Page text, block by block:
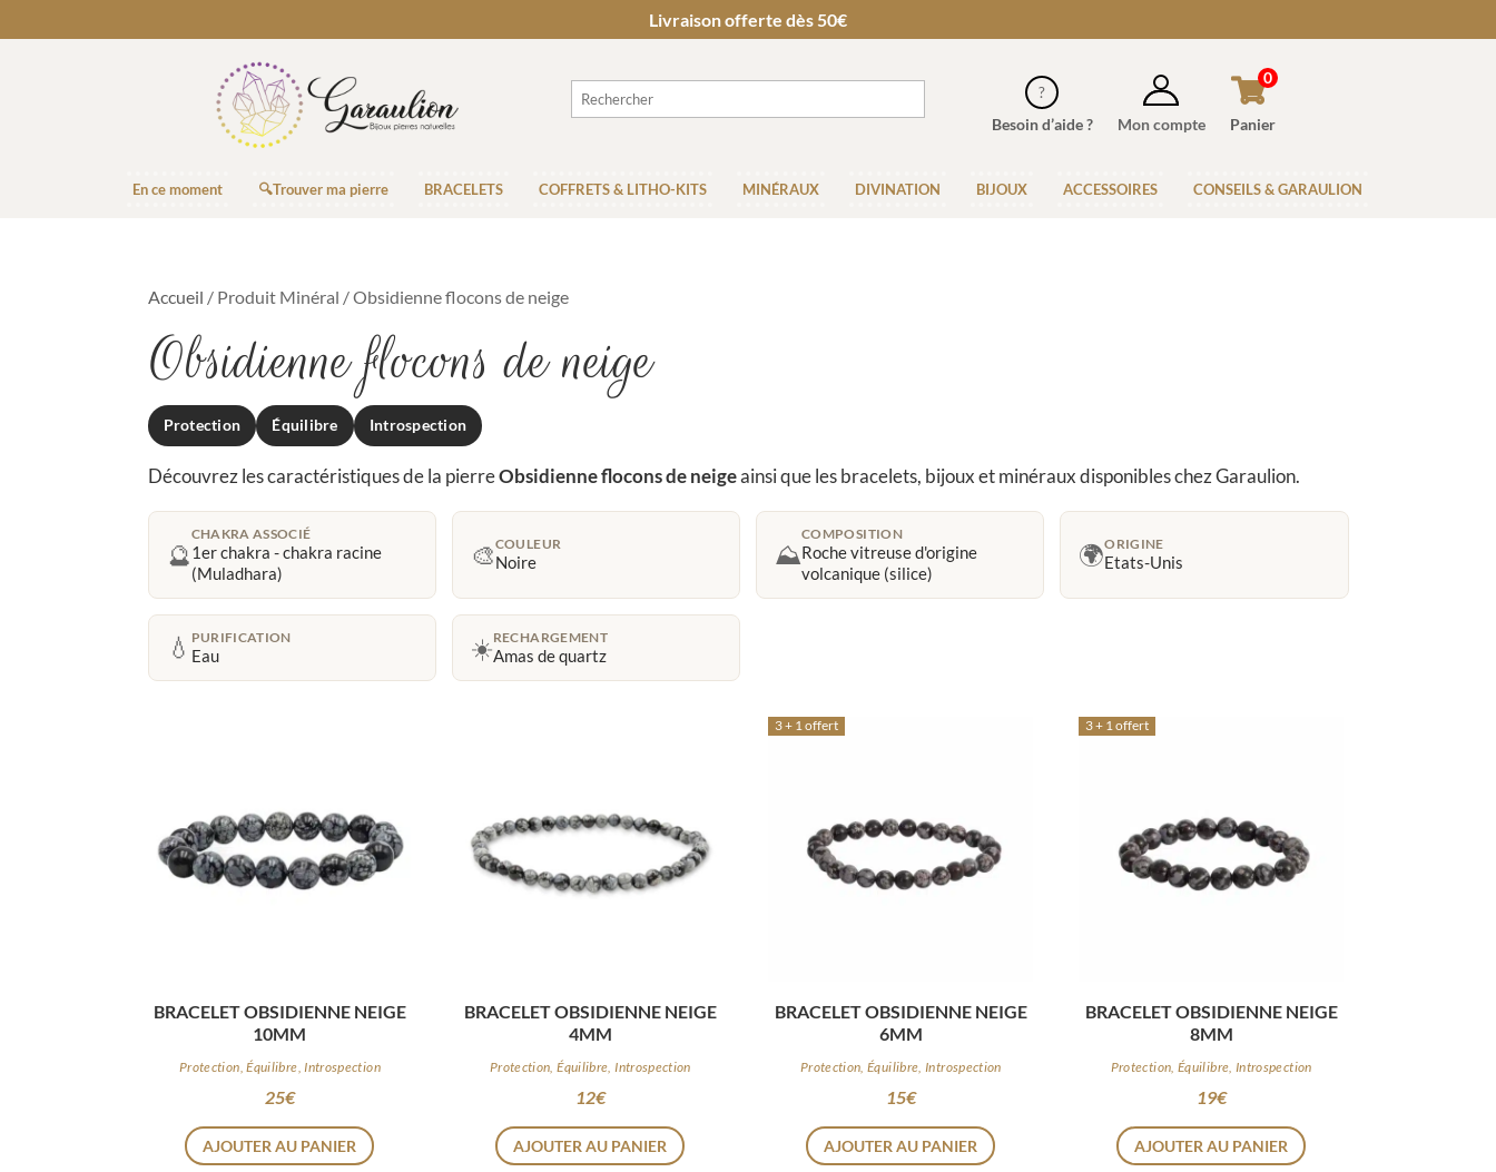
Livraison offerte dès 50€
Besoin d’aide ? Mon compte Panier
0
En ce moment 🔍Trouver ma pierre BRACELETS COFFRETS & LITHO-KITS MINÉRAUX DIVINATION BIJOUX ACCESSOIRES CONSEILS & GARAULION
Accueil / Produit Minéral / Obsidienne flocons de neige
Obsidienne flocons de neige
Protection Équilibre Introspection
Découvrez les caractéristiques de la pierreObsidienne flocons de neigeainsi que les bracelets, bijoux et minéraux disponibles chez Garaulion.
🔮
CHAKRA ASSOCIÉ
1er chakra - chakra racine
(Muladhara)
🎨COULEUR
Noire ⛰️
COMPOSITION
Roche vitreuse d'origine
volcanique (silice)
🌍ORIGINE
Etats-Unis
💧 PURIFICATION
Eau ☀️RECHARGEMENT
Amas de quartz
BRACELET OBSIDIENNE NEIGE
10MM
Protection, Équilibre, Introspection
25€
AJOUTER AU PANIER
BRACELET OBSIDIENNE NEIGE
4MM
Protection, Équilibre, Introspection
12€
AJOUTER AU PANIER
3 + 1 offert
BRACELET OBSIDIENNE NEIGE
6MM
Protection, Équilibre, Introspection
15€
AJOUTER AU PANIER
3 + 1 offert
BRACELET OBSIDIENNE NEIGE
8MM
Protection, Équilibre, Introspection
19€
AJOUTER AU PANIER